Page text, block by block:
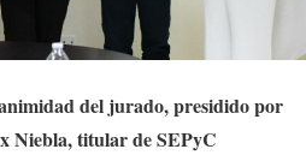
del jurado, presidido por
Niebla, titular de SEPyC